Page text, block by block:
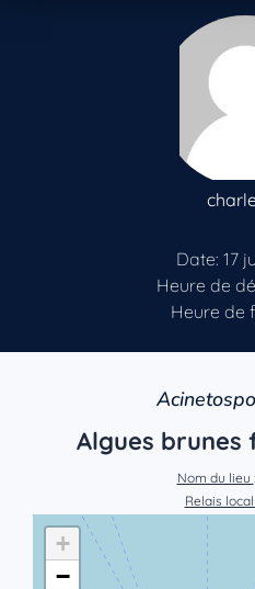
Date: 17
Heure de
Heure de
Algues brunes
Nom du lieu
Relais local
+
−